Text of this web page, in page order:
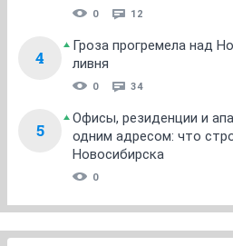
0 12
4
Гроза прогремела над
ливня
0 34
5
Офисы, резиденции и
одним адресом: что
Новосибирска
0